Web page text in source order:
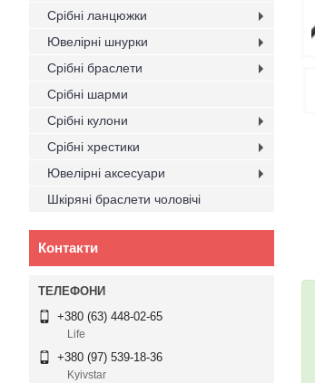
Срібні ланцюжки
Ювелірні шнурки
Срібні браслети
Срібні шарми
Срібні кулони
Срібні хрестики
Ювелірні аксесуари
Шкіряні браслети чоловічі
Контакти
+380 (63) 448-02-65
Life
+380 (97) 539-18-36
Kyivstar